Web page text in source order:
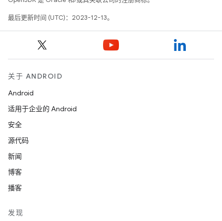
最后更新时间 (UTC)：2023-12-13。
关于 ANDROID
Android
适用于企业的 Android
安全
源代码
新闻
博客
播客
发现